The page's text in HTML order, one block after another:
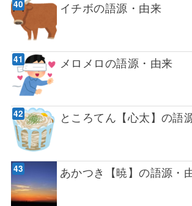
イチボの語源・由来
メロメロの語源・由来
ところてん【心太】の語
あかつき【暁】の語源・